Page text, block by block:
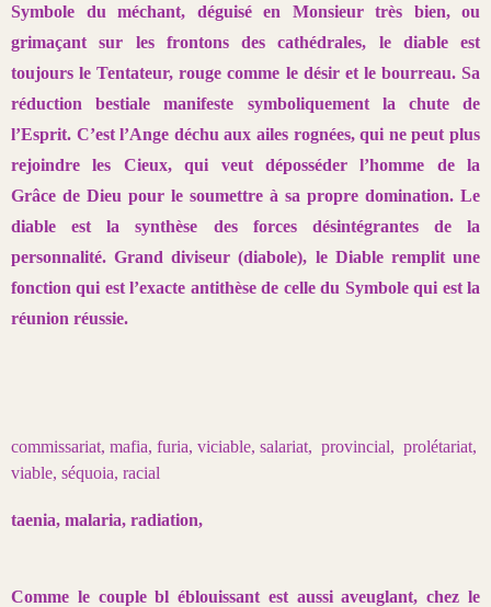
Symbole du méchant, déguisé en Monsieur très bien, ou
grimaçantsur les frontons des cathédrales, le diable est
toujours le Tentateur, rougecomme le désir et le bourreau. Sa
réduction bestiale manifeste symboliquement la chute de
l’Esprit. C’est l’Ange déchu aux ailes rognées, qui nepeut plus
rejoindre les Cieux, qui veut déposséder l’homme de la
Grâce de Dieu pour le soumettre à sa propre domination. Le
diable est la synthèse des forces désintégrantes de la
personnalité. Grand diviseur (diabole), le Diable remplit une
fonction qui est l’exacte antithèse de celle du Symbole qui est la
réunion réussie.
commissariat, mafia, furia, viciable, salariat, provincial, prolétariat,
viable, séquoia, racial
taenia, malaria, radiation,
Comme le couple bl éblouissant est aussi aveuglant, chez le